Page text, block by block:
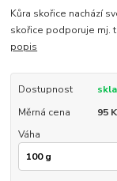
Kůra skořice nachází
skořice podporuje mj.
popis
Dostupnost
Měrná cena
95
Váha